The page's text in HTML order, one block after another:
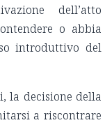
dell’atto
o abbia
introduttivo del
la decisione della
a riscontrare